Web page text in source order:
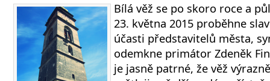
Bílá věž se po skoro roce a
23. května 2015 proběhne
účasti představitelů města,
odemkne primátor Zdeněk
je jasně patrné, že věž